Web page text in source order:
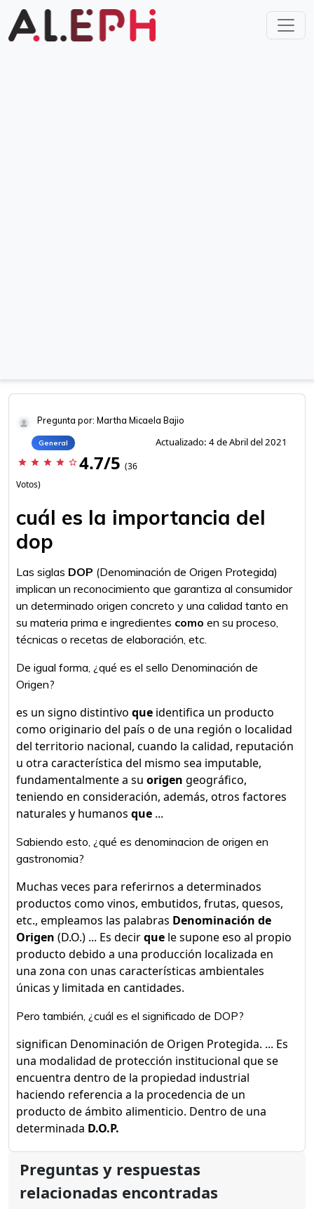
Pregunta por: Martha Micaela Bajio
General Actualizado: 4 de Abril del 2021
star star star star star_border 4.7/5 (36
Votos)
cuál es la importancia del
dop
Las siglas DOP (Denominación de Origen Protegida)
implican un reconocimiento que garantiza al consumidor
un determinado origen concreto y una calidad tanto en
su materia prima e ingredientes como en su proceso,
técnicas o recetas de elaboración, etc.
De igual forma, ¿qué es el sello Denominación de
Origen?
es un signo distintivo que identifica un producto
como originario del país o de una región o localidad
del territorio nacional, cuando la calidad, reputación
u otra característica del mismo sea imputable,
fundamentalmente a su origen geográfico,
teniendo en consideración, además, otros factores
naturales y humanos que ...
Sabiendo esto, ¿qué es denominacion de origen en
gastronomia?
Muchas veces para referirnos a determinados
productos como vinos, embutidos, frutas, quesos,
etc., empleamos las palabras Denominación de
Origen (D.O.) ... Es decirque le supone eso al propio
producto debido a una producción localizada en
una zona con unas características ambientales
únicas y limitada en cantidades.
Pero también, ¿cuál es el significado de DOP?
significan Denominación de Origen Protegida. ... Es
una modalidad de protección institucional que se
encuentra dentro de la propiedad industrial
haciendo referencia a la procedencia de un
producto de ámbito alimenticio. Dentro de una
determinada D.O.P.
Preguntas y respuestas
relacionadas encontradas